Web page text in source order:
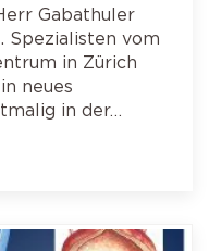
Gabathuler
Spezialisten vom
in Zürich
neues
in der…